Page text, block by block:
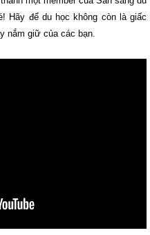
Hãy để du học không còn là giấc
nắm giữ của các bạn.